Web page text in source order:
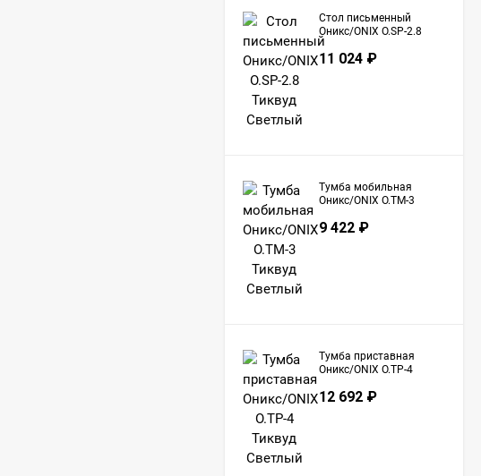
Стол письменный
Оникс/ONIX O.SP-2.8
Тиквуд Светлый
11 024 ₽
Тумба мобильная
Оникс/ONIX O.TM-3
9 422 ₽
Тумба приставная
Оникс/ONIX O.TP-4
12 692 ₽